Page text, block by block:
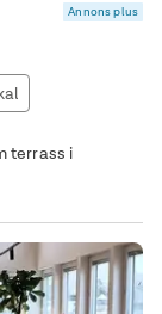
Annons plus
terrass i